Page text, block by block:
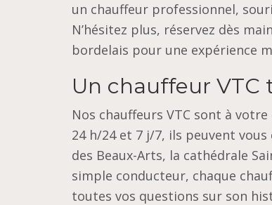
un chauffeur professionnel,
N’hésitez plus, réservez dès
bordelais pour une expérience
Un chauffeur VTC
Nos chauffeurs VTC sont à
24 h/24 et 7 j/7, ils peuvent
des Beaux-Arts, la cathédrale
simple conducteur, chaque
toutes vos questions sur son